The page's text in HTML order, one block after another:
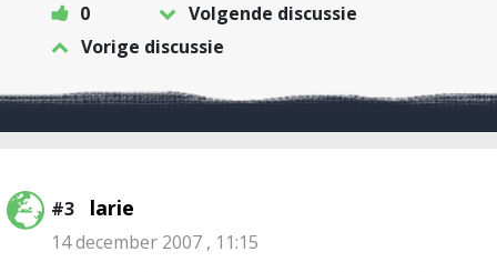
0
Volgende discussie
Vorige discussie
#3 larie
14 december 2007 , 11:15